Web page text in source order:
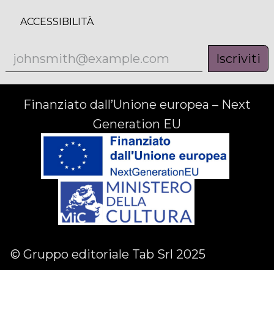
ACCESSIBILITÀ
Iscriviti
Finanziato dall’Unione europea – Next
Generation EU
© Gruppo editoriale Tab Srl 2025